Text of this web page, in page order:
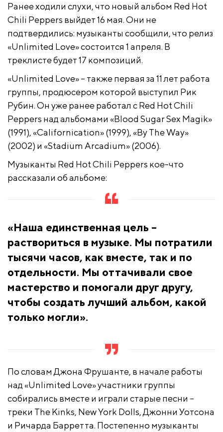
Ранее ходили слухи, что новый альбом Red Hot
Chili Peppers выйдет 16 мая. Они не
подтвердились: музыканты сообщили, что релиз
«Unlimited Love» состоится 1 апреля. В
треклисте будет 17 композиций.
«Unlimited Love» – также первая за 11 лет работа
группы, продюсером которой выступил Рик
Рубин. Он уже ранее работал с Red Hot Chili
Peppers над альбомами «Blood Sugar Sex Magik»
(1991), «Californication» (1999), «By The Way»
(2002) и «Stadium Arcadium» (2006).
Музыканты Red Hot Chili Peppers кое-что
рассказали об альбоме:
«Наша единственная цель –
раствориться в музыке. Мы потратили
тысячи часов, как вместе, так и по
отдельности. Мы оттачивали свое
мастерство и помогали друг другу,
чтобы создать лучший альбом, какой
только могли».
По словам Джона Фрушанте, в начале работы
над «Unlimited Love» участники группы
собирались вместе и играли старые песни –
треки The Kinks, New York Dolls, Джонни Уотсона
и Ричарда Барретта. Постепенно музыканты